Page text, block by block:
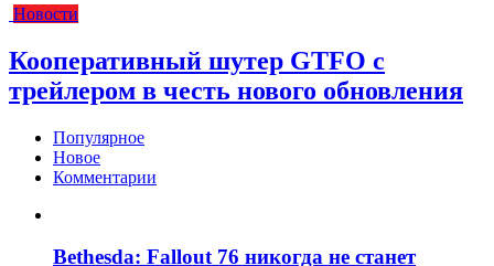
Новости
Кооперативный шутер GTFO с
трейлером в честь нового обновления
Популярное
Новое
Комментарии
Bethesda: Fallout 76 никогда не станет